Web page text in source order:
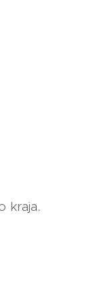
kraja.